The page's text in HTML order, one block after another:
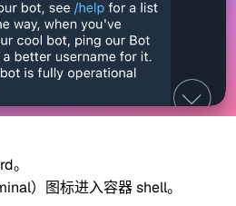
。
）图标进入容器 shell。